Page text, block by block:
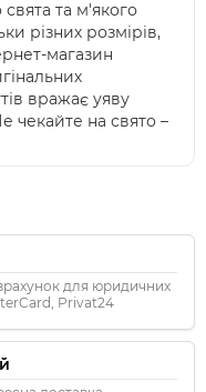
та м'якого
різних розмірів,
магазин
вражає уяву
чекайте на свято –
для юридичних
Privat24